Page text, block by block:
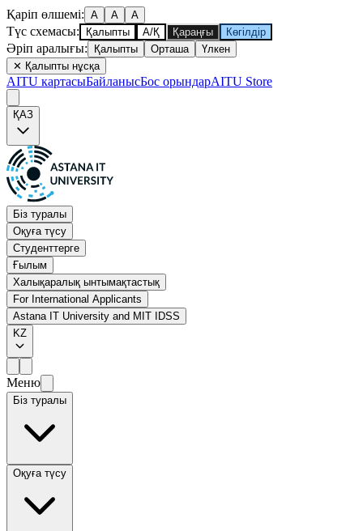
Қаріп өлшемі: A A A
Түс схемасы: Қалыпты А/Қ Қараңғы Көгілдір
Әріп аралығы: Қалыпты Орташа
Үлкен
✕ Қалыпты нұсқа
AITU картасыБайланысБос орындарAITU Store
ҚАЗ
Біз туралы
Оқуға түсу
Студенттерге
Ғылым
Халықаралық ынтымақтастық
For International Applicants
Astana IT University and MIT IDSS
KZ
Меню
Біз туралы
Оқуға түсу